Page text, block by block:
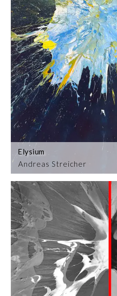
Andreas Streicher
Elysium